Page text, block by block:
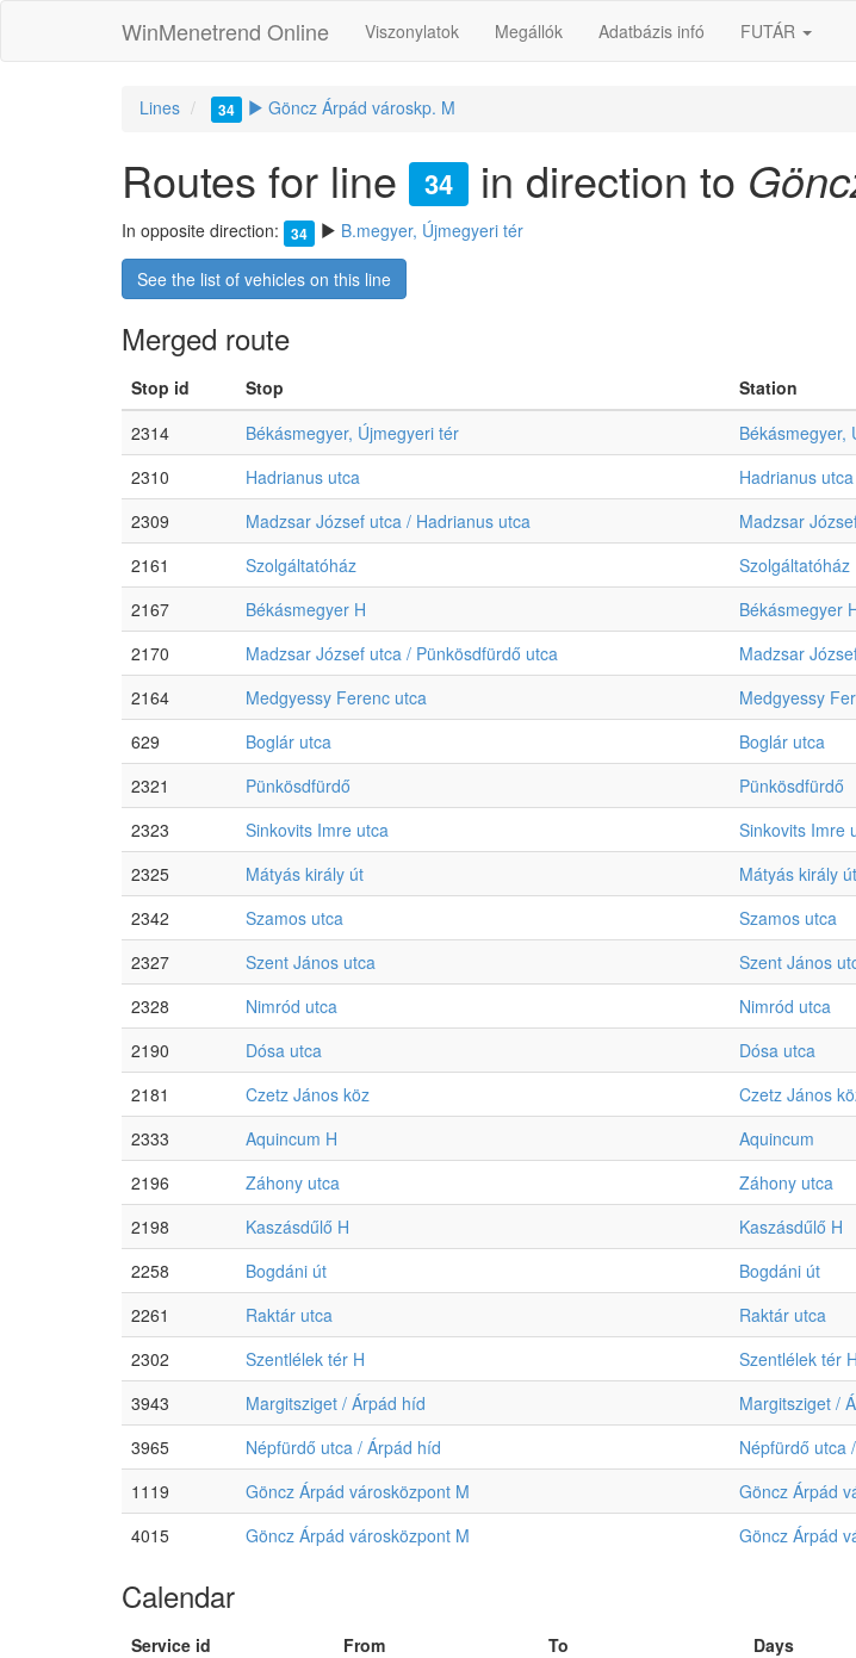
WinMenetrend Online Viszonylatok Megállók Adatbázis infó FUTÁR
Lines 34 Göncz Árpád városkp. M
Routes for line 34 in direction to
In opposite direction: 34 B.megyer, Újmegyeri tér
See the list of vehicles on this line
Merged route
Stop id Stop Station
2314
Békásmegyer, Újmegyeri tér Békásmegyer,
2310
Hadrianus utca Hadrianus utca
2309
Madzsar József utca / Hadrianus utca Madzsar
2161
Szolgáltatóház Szolgáltatóház
2167
Békásmegyer H Békásmegyer
2170
Madzsar József utca / Pünkösdfürdő utca Madzsar
2164
Medgyessy Ferenc utca Medgyessy
629
Boglár utca Boglár utca
2321
Pünkösdfürdő Pünkösdfürdő
2323
Sinkovits Imre utca Sinkovits Imre
2325
Mátyás király út Mátyás király út
2342
Szamos utca Szamos utca
2327
Szent János utca Szent János
2328
Nimród utca Nimród utca
2190
Dósa utca Dósa utca
2181
Czetz János köz Czetz János
2333
Aquincum H Aquincum
2196
Záhony utca Záhony utca
2198
Kaszásdűlő H Kaszásdűlő H
2258
Bogdáni út Bogdáni út
2261
Raktár utca Raktár utca
2302
Szentlélek tér H Szentlélek tér H
3943
Margitsziget / Árpád híd Margitsziget /
3965
Népfürdő utca / Árpád híd Népfürdő utca
1119
Göncz Árpád városközpont M Göncz Árpád
4015
Göncz Árpád városközpont M Göncz Árpád
Calendar
Service id From To Days